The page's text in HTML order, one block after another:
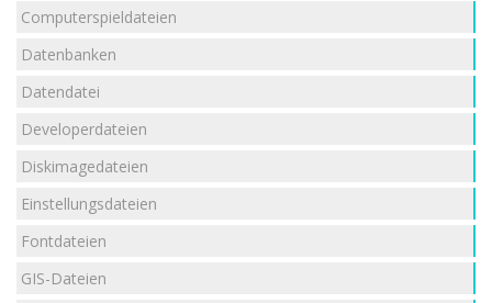
Computerspieldateien
Datenbanken
Datendatei
Developerdateien
Diskimagedateien
Einstellungsdateien
Fontdateien
GIS-Dateien